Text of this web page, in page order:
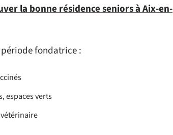
la bonne résidence seniors à Aix-en-
fondatrice :
espaces verts